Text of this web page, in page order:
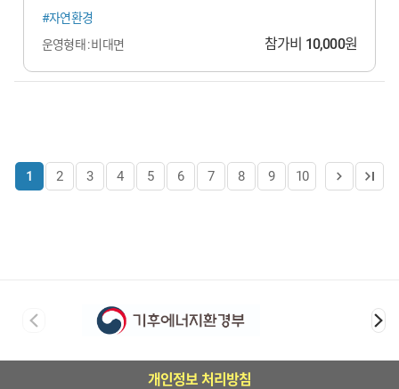
#자연환경
운영형태 : 비대면
참가비 10,000원
1 2 3 4 5 6 7 8 9 10
개인정보 처리방침